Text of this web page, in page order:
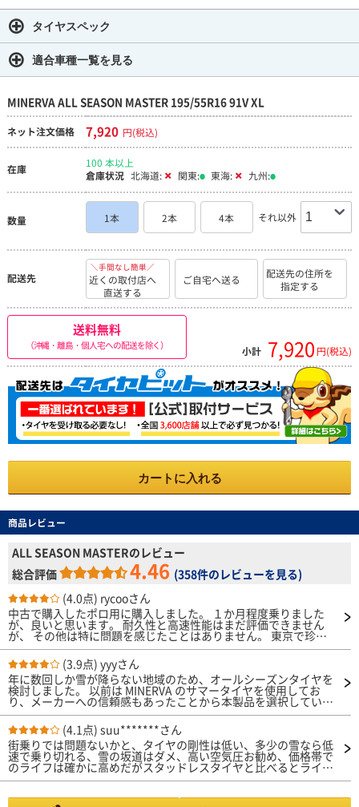
タイヤスペック
適合車種一覧を見る
MINERVA ALL SEASON MASTER 195/55R16 91V XL
ネット注文価格 7,920 円(税込)
在庫
100 本以上
倉庫状況 北海道: 関東: 東海: 九州:
数量 1本 2本 4本 それ以外
配送先
＼手間なし簡単／
近くの取付店へ
直送する
ご自宅へ送る
配送先の住所を
指定する
送料無料
（沖縄・離島・個人宅への配送を除く） 小計 7,920 円(税込)
カートに入れる
商品レビュー
ALL SEASON MASTERのレビュー
総合評価
4.46 (358件のレビューを見る)
(4.0点) rycooさん
中古で購入したポロ用に購入しました。 １か月程度乗りました
が、良いと思います。 耐久性と高速性能はまだ評価できません
が、 その他は特に問題を感じたことはありません。 東京で珍し
く雪が降った早朝に 千葉まで行く用事で乗りましたが問題なく
到着しました。 坂道で立ち往生している車が何台もあり、 坂道
渋滞が発生するため、 坂道で停車、発進をする必要が何度もあ
りましたが 発進時少し滑る感じはありますが、 すぐグリップを
取り戻す感じです。 一つ不安なのが空気圧をどの程度にしたら
いいかです。 レビューをみるとオートウェイさんから必ず 260か
ら290にしてみたいなコメントがありますが 取付店で相談して高
めでお願いしたのですが 250で大丈夫とのことでした。 感覚的に
は乗りにくくもないし、 燃費も悪くないような気はしますが ど
うなんでしょうね。 先日空気圧を270に上げました。 サンプルは
少ないですが燃費は良くなった気がします。 燃費ということで
は250は低いみたいですね。
(3.9点) yyyさん
年に数回しか雪が降らない地域のため、オールシーズンタイヤを
検討しました。 以前は MINERVA のサマータイヤを使用してお
り、メーカーへの信頼感もあったことから本製品を選択していま
す。 空気圧はおおよそ 280kPa で走行していますが、 「止ま
る・走る・曲がる」といった基本性能はサマータイヤと遜色な
く、日常使用では特に不満は感じませんでした。 雪道での性能
については、降雪中の路面では問題ありませんが、 凍結路では
正直厳しいと感じました。 実際、坂道で滑る場面があり、少し
ヒヤッとしました。 耐久性については、約2年で走行距離4万k
m、残り溝は約3mm でした。 今回リピート購入するにあたり、
(4.1点) suu*******さん
街乗りでは問題ないかと、タイヤの剛性は低い、多少の雪なら低
速で乗り切れる、雪の坂道はダメ、高い空気圧お勧め、価格帯で
のライフは確かに高めだがスタッドレスタイヤと比べるとライフ
は低い、溝減り中間から減りが早いのですぐにワイヤー見えま
ンス重視の方お勧め。